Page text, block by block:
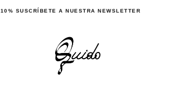
10% SUSCRÍBETE A NUESTRA NEWSLETTER